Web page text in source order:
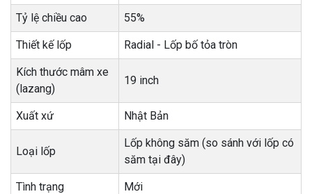
Tỷ lệ chiều cao 55%
Thiết kế lốp Radial - Lốp bố tỏa tròn
Kích thước mâm xe
(lazang)
19 inch
Xuất xứ Nhật Bản
Loại lốp
Lốp không săm (so sánh với lốp có
săm tại đây)
Tình trạng Mới